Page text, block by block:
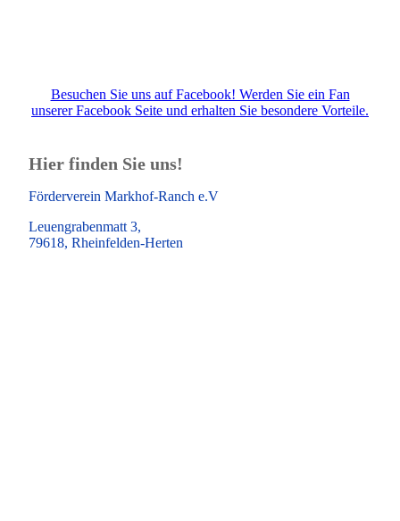
Besuchen Sie uns auf Facebook! Werden Sie ein Fan
unserer Facebook Seite und erhalten Sie besondere Vorteile.
Hier finden Sie uns!
Förderverein Markhof-Ranch e.V
Leuengrabenmatt 3,
79618, Rheinfelden-Herten